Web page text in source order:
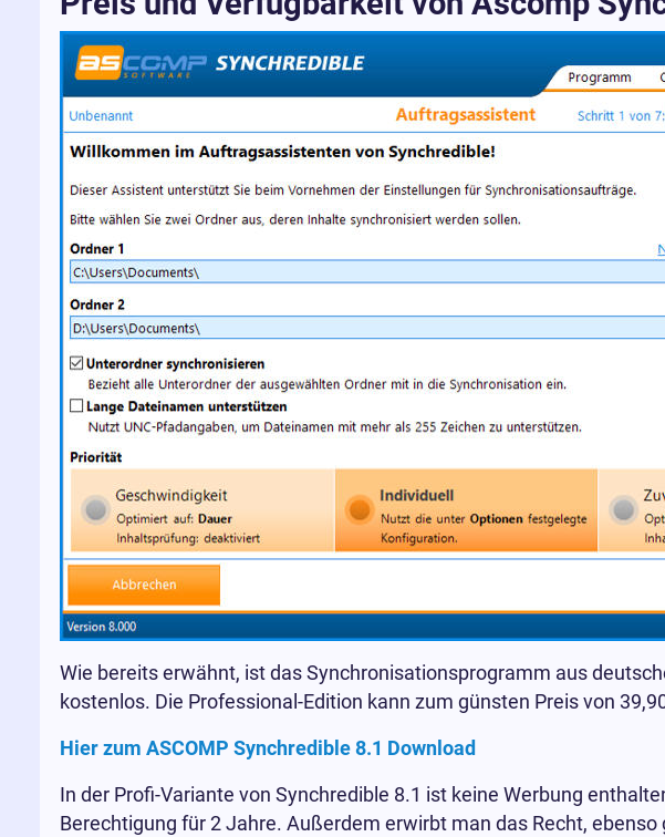
Wie bereits erwähnt, ist das Synchronisationsprogramm aus
kostenlos. Die Professional-Edition kann zum günsten Preis von
Hier zum ASCOMP Synchredible 8.1 Download
In der Profi-Variante von Synchredible 8.1 ist keine Werbung
Berechtigung für 2 Jahre. Außerdem erwirbt man das Recht,